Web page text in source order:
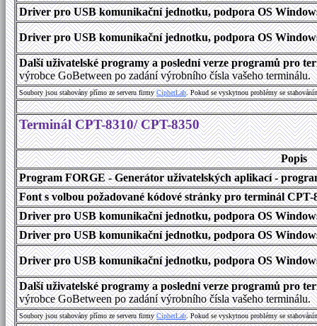
Driver pro USB komunikační jednotku, podpora OS
Driver pro USB komunikační jednotku, podpora OS
Další uživatelské programy a poslední verze programů pro
výrobce GoBetween po zadání výrobního čísla vašeho terminálu.
Soubory jsou stahovány přímo ze serveru firmyCipherLab. Pokud se vyskytnou problémy se
Terminál CPT-8310/ CPT-8350
Popis
Program FORGE - Generátor uživatelských aplikací -
Font s volbou požadované kódové stránky pro terminál
Driver pro USB komunikační jednotku, podpora OS
Driver pro USB komunikační jednotku, podpora OS
Driver pro USB komunikační jednotku, podpora OS
Další uživatelské programy a poslední verze programů pro
výrobce GoBetween po zadání výrobního čísla vašeho terminálu.
Soubory jsou stahovány přímo ze serveru firmyCipherLab. Pokud se vyskytnou problémy se